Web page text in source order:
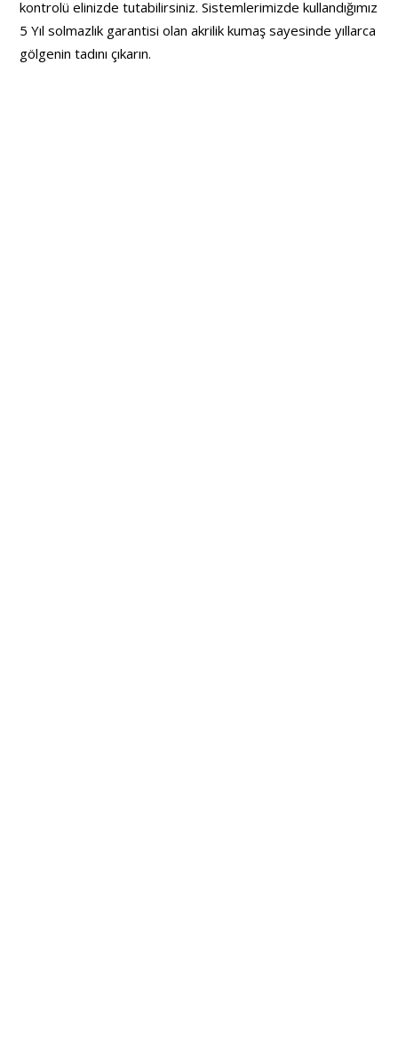
kontrolü elinizde tutabilirsiniz. Sistemlerimizde kullandığımız
5 Yıl solmazlık garantisi olan akrilik kumaş sayesinde yıllarca
gölgenin tadını çıkarın.